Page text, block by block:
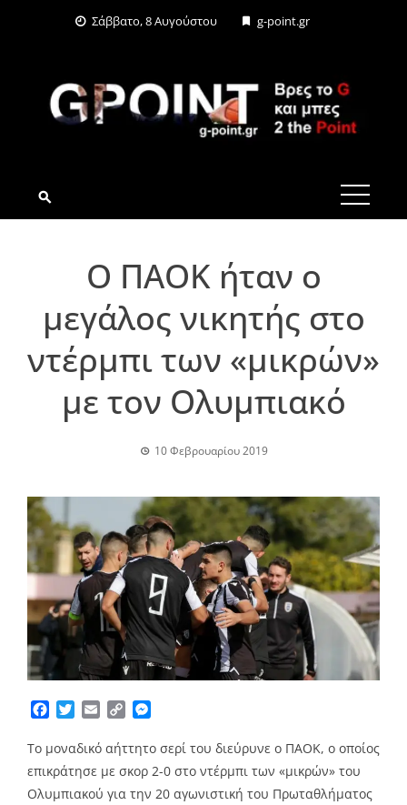
Σάββατο, 8 Αυγούστου g-point.gr
G-POINT.GR
Ο ΠΑΟΚ ήταν ο
μεγάλος νικητής στο
ντέρμπι των «μικρών»
με τον Ολυμπιακό
10 Φεβρουαρίου 2019
Facebook
TwitterEmailCopy
Το μοναδικό αήττητο σερί του διεύρυνε ο ΠΑΟΚ, ο οποίος
επικράτησε με σκορ 2-0 στο ντέρμπι των «μικρών» του
Ολυμπιακού για την 20 αγωνιστική του Πρωταθλήματος